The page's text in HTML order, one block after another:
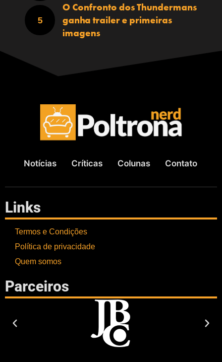
O Confronto dos Thundermans
ganha trailer e primeiras
imagens
Notícias Críticas Colunas Contato
Links
Termos e Condições
Política de privacidade
Quem somos
Parceiros